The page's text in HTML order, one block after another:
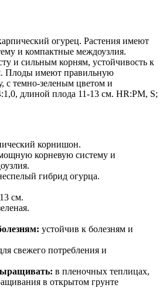
огурец. Растения имеют
и компактные междоузлия.
и сильным корням, устойчивость к
Плоды имеют правильную
с темно-зеленым цветом и
длиной плода 11-13 см. HR:PM, S;
корнишон.
корневую систему и
гибрид огурца.
см.
устойчив к болезням и
свежего потребления и
в пленочных теплицах,
в открытом грунте